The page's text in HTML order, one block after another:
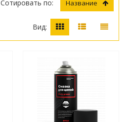
Сотировать по: Название
Вид: